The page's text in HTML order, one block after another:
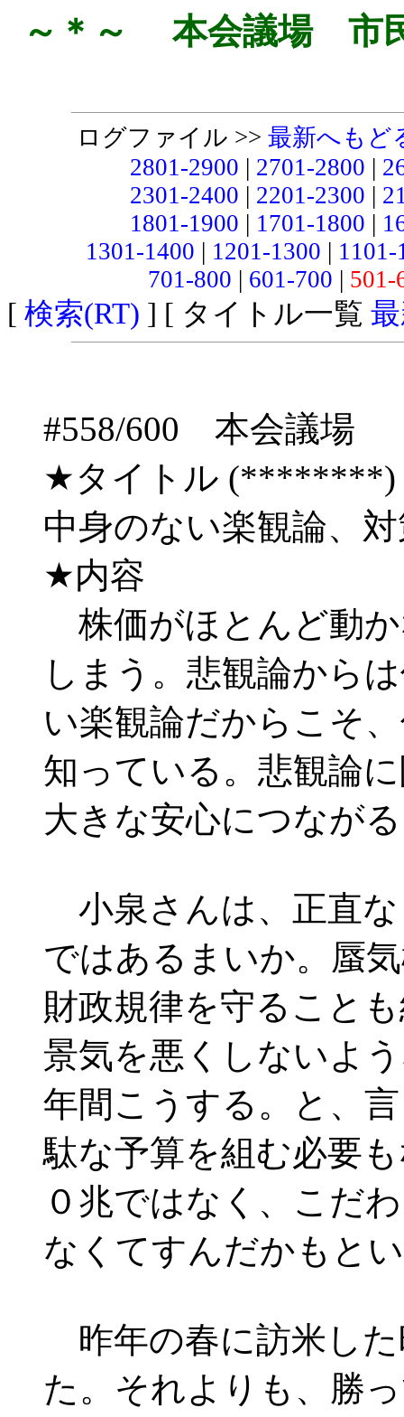
～＊～ 本会議場 市
ログファイル >> 最新へもど
2801-2900 | 2701-2800 |
2301-2400 | 2201-2300 |
1801-1900 | 1701-1800 |
1301-1400 | 1201-1300 |
701-800 | 601-700 |
[ 検索(RT) ] [ タイトル一覧
#558/600 本会議場
★タイトル (********)
中身のない楽観論、
★内容
株価がほとんど動
しまう。悲観論から
い楽観論だからこそ
知っている。悲観論
大きな安心につなが
小泉さんは、正直
ではあるまいか。蜃
財政規律を守ること
景気を悪くしないよ
年間こうする。と、
駄な予算を組む必要
０兆ではなく、こだ
なくてすんだかもと
昨年の春に訪米した
た。それよりも、勝